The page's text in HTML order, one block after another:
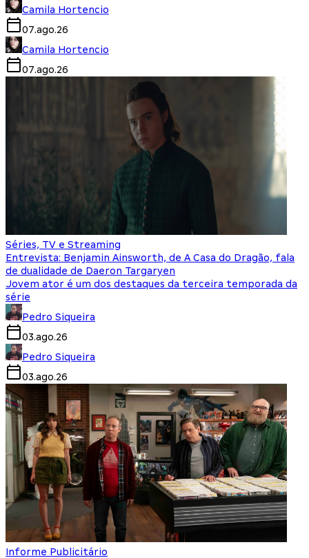
Camila Hortencio
07.ago.26
Camila Hortencio
07.ago.26
Séries, TV e Streaming
Entrevista: Benjamin Ainsworth, de A Casa do Dragão, fala
de dualidade de Daeron Targaryen
Jovem ator é um dos destaques da terceira temporada da
série
Pedro Siqueira
03.ago.26
Pedro Siqueira
03.ago.26
Informe Publicitário